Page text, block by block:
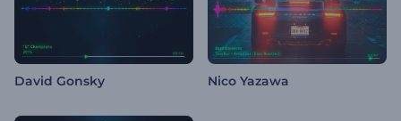
David Gonsky Nico Yazawa